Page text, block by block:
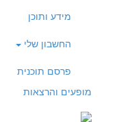
מידע ותוכן
החשבון שלי
פרסם תוכנית
מופעים והרצאות